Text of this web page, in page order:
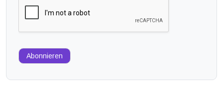
Abonnieren